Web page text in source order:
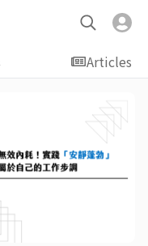
Articles